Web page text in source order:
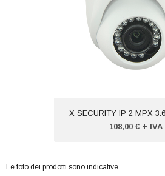
X SECURITY IP 2 MPX
108,00 € + IVA
Le foto dei prodotti sono indicative.